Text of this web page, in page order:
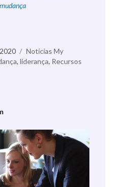
Categorias
Notícias My
, liderança, Recursos